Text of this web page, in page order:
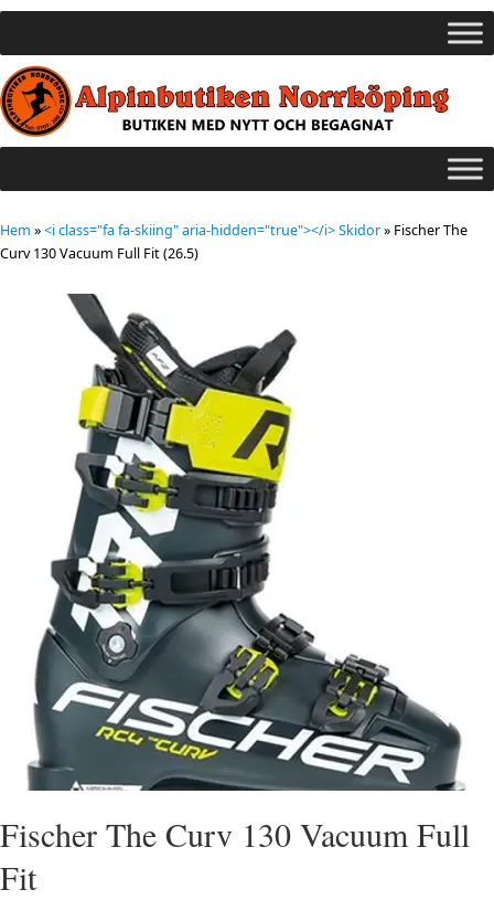
Hem »<i class="fa fa-skiing" aria-hidden="true"></i> Skidor» Fischer The
Curv 130 Vacuum Full Fit (26.5)
Fischer The Curv 130 Vacuum Full
Fit